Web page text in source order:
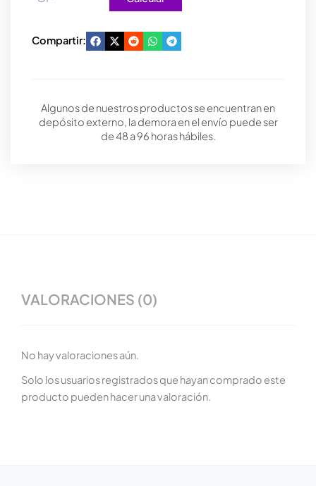
Compartir:
Algunos de nuestros productos se encuentran en
depósito externo, la demora en el envío puede ser
de 48 a 96 horas hábiles.
VALORACIONES (0)
No hay valoraciones aún.
Solo los usuarios registrados que hayan comprado este
producto pueden hacer una valoración.